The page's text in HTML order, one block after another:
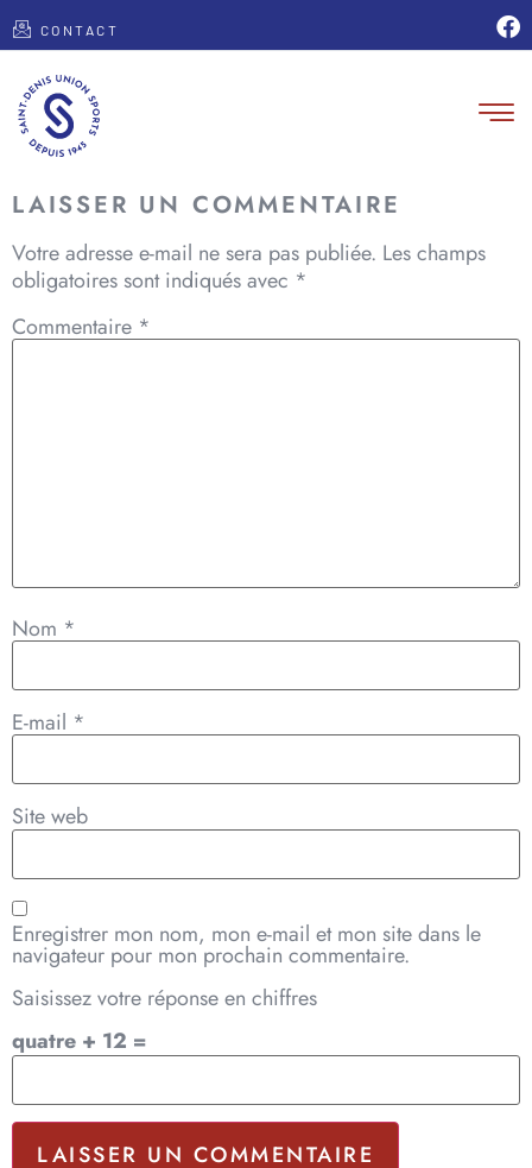
CONTACT
LAISSER UN COMMENTAIRE
Votre adresse e-mail ne sera pas publiée. Les champs
obligatoires sont indiqués avec *
Commentaire *
Nom *
E-mail *
Site web
Enregistrer mon nom, mon e-mail et mon site dans le
navigateur pour mon prochain commentaire.
Saisissez votre réponse en chiffres
quatre + 12 =